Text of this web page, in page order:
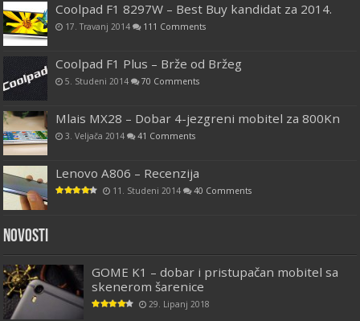
Coolpad F1 8297W – Best Buy kandidat za 2014.
17. Travanj 2014 111 Comments
Coolpad F1 Plus – Brže od Bržeg
5. Studeni 2014 70 Comments
Mlais MX28 – Dobar 4-jezgreni mobitel za 800Kn
3. Veljača 2014 41 Comments
Lenovo A806 – Recenzija
11. Studeni 2014 40 Comments
Novosti
GOME K1 – dobar i pristupačan mobitel sa
skenerom šarenice
29. Lipanj 2018